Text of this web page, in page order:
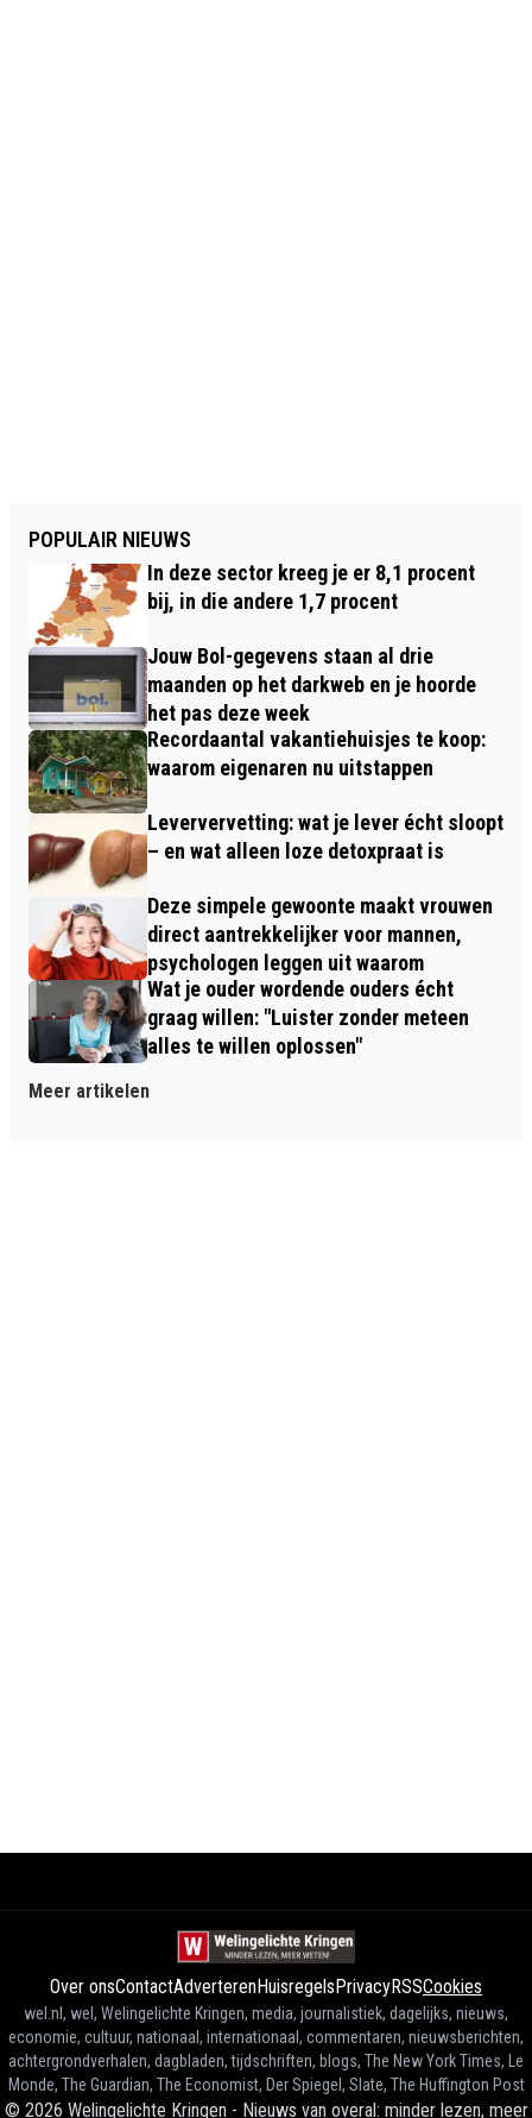
POPULAIR NIEUWS
In deze sector kreeg je er 8,1 procent
bij, in die andere 1,7 procent
Jouw Bol-gegevens staan al drie
maanden op het darkweb en je hoorde
het pas deze week
Recordaantal vakantiehuisjes te koop:
waarom eigenaren nu uitstappen
Leververvetting: wat je lever écht sloopt
– en wat alleen loze detoxpraat is
Deze simpele gewoonte maakt vrouwen
direct aantrekkelijker voor mannen,
psychologen leggen uit waarom
Wat je ouder wordende ouders écht
graag willen: "Luister zonder meteen
alles te willen oplossen"
Meer artikelen
Over onsContactAdverterenHuisregelsPrivacyRSSCookies
wel.nl, wel, Welingelichte Kringen, media, journalistiek, dagelijks, nieuws,
economie, cultuur, nationaal, internationaal, commentaren, nieuwsberichten,
achtergrondverhalen, dagbladen, tijdschriften, blogs, The New York Times, Le
Monde, The Guardian, The Economist, Der Spiegel, Slate, The Huffington Post
© 2026 Welingelichte Kringen - Nieuws van overal: minder lezen, meer